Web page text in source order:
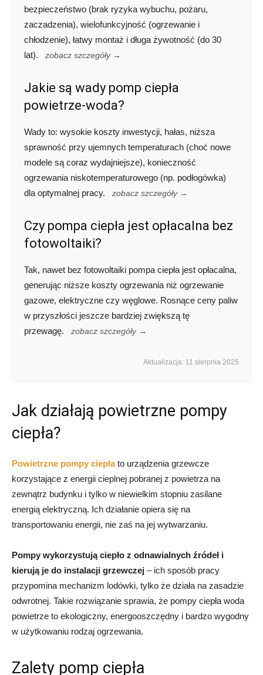
bezpieczeństwo (brak ryzyka wybuchu, pożaru,
zaczadzenia), wielofunkcyjność (ogrzewanie i
chłodzenie), łatwy montaż i długa żywotność (do 30
lat).
zobacz szczegóły →
Jakie są wady pomp ciepła
powietrze-woda?
Wady to: wysokie koszty inwestycji, hałas, niższa
sprawność przy ujemnych temperaturach (choć nowe
modele są coraz wydajniejsze), konieczność
ogrzewania niskotemperaturowego (np. podłogówka)
dla optymalnej pracy.
zobacz szczegóły →
Czy pompa ciepła jest opłacalna bez
fotowoltaiki?
Tak, nawet bez fotowoltaiki pompa ciepła jest opłacalna,
generując niższe koszty ogrzewania niż ogrzewanie
gazowe, elektryczne czy węglowe. Rosnące ceny paliw
w przyszłości jeszcze bardziej zwiększą tę
przewagę.
zobacz szczegóły →
Aktualizacja: 11 sierpnia 2025
Jak działają powietrzne pompy
ciepła?
Powietrzne pompy ciepłato urządzenia grzewcze
korzystające z energii cieplnej pobranej z powietrza na
zewnątrz budynku i tylko w niewielkim stopniu zasilane
energią elektryczną. Ich działanie opiera się na
transportowaniu energii, nie zaś na jej wytwarzaniu.
Pompy wykorzystują ciepło z odnawialnych źródeł i
kierują je do instalacji grzewczej – ich sposób pracy
przypomina mechanizm lodówki, tylko że działa na zasadzie
odwrotnej. Takie rozwiązanie sprawia, że pompy ciepła woda
powietrze to ekologiczny, energooszczędny i bardzo wygodny
w użytkowaniu rodzaj ogrzewania.
Zalety pomp ciepła